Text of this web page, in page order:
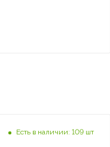
Есть в наличии: 109 шт